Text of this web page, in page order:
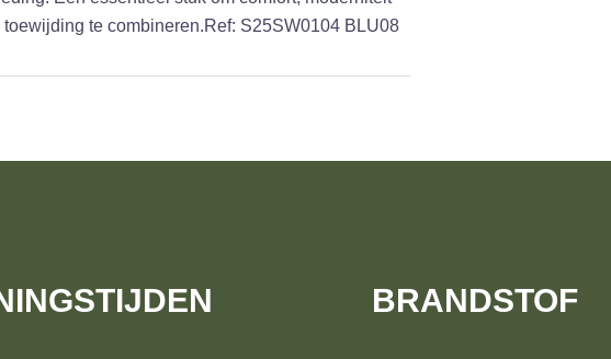
te combineren.Ref: S25SW0104 BLU08
BRANDSTOF